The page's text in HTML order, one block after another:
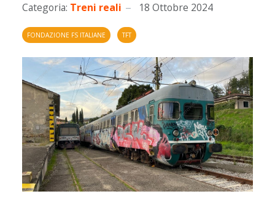
Categoria: Treni reali 18 Ottobre 2024
FONDAZIONE FS ITALIANE TFT